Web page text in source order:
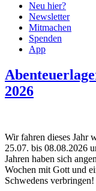
Neu hier?
Newsletter
Mitmachen
Spenden
App
2026
Wir fahren dieses Jahr
25.07. bis 08.08.2026
Jahren haben sich
Wochen mit Gott und
Schwedens verbringen!